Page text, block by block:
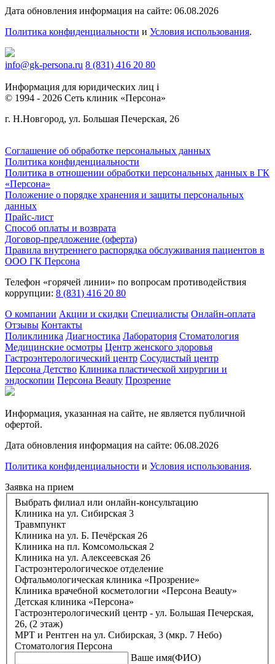
Дата обновления информация на сайте: 06.08.2026
Политика конфиденциальности и Условия использования.
info@gk-persona.ru 8 (831) 416 20 80
Информация для юридических лиц i
© 1994 - 2026 Сеть клиник «Персона»
г. Н.Новгород, ул. Большая Печерская, 26
Соглашение об обработке персональных данных
Политика конфиденциальности
Политика в отношении обработки персональных данных в ГК
«Персона»
Положение о порядке хранения и защиты персональных
данных
Прайс-лист
Способ оплаты и возврата
Договор-предложение (оферта)
Правила внутреннего распорядка обслуживания пациентов в
ООО ГК Персона
Телефон «горячей линии» по вопросам противодействия
коррупции: 8 (831) 416 20 80
О компании Акции и скидки Специалисты Онлайн-оплата
Отзывы Контакты
Поликлиника Диагностика Лаборатория Стоматология
Медицинские осмотры Центр женского здоровья
Гастроэнтерологический центр Сосудистый центр
Персона Детство Клиника пластической хирургии и
эндоскопии Персона Beauty Прозрение
Информация, указанная на сайте, не является публичной
офертой.
Дата обновления информация на сайте: 06.08.2026
Политика конфиденциальности и Условия использования.
Заявка на прием
Выбрать филиал или онлайн-консультацию
Клиника на ул. Сибирская 3
Травмпункт
Клиника на ул. Б. Печёрская 26
Клиника на пл. Комсомольская 2
Клиника на ул. Алексеевская 26
Гастроэнтерологическое отделение
Офтальмологическая клиника «Прозрение»
Клиника врачебной косметологии «Персона Beauty»
Детская клиника «Персона»
Гастроэнтерологический центр - ул. Большая Печерская,
26, (2 этаж)
МРТ и Рентген на ул. Сибирская, 3 (мкр. 7 Небо)
Стоматология Персона
Ваше имя(ФИО)